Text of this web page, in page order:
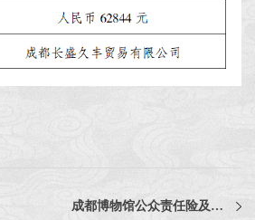
成都博物馆公众责任险及电梯责任险承保单位采购项目中选公告